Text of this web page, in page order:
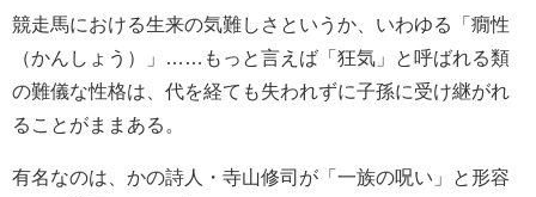
競走馬における生来の気難しさというか、いわゆる「癇性
（かんしょう）」……もっと言えば「狂気」と呼ばれる類
の難儀な性格は、代を経ても失われずに子孫に受け継がれ
ることがままある。
有名なのは、かの詩人・寺山修司が「一族の呪い」と形容